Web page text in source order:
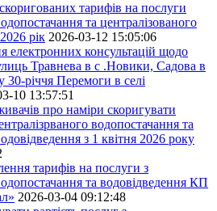
тарифів на послуги
та централізованого
рік 2026-03-12 15:05:06
електронних консультацій щодо
Травнева в с .Новики, Садова в
30-річчя Перемоги в селі
10 13:57:51
про наміри скоригувати
водопостачання та
з 1 квітня 2026 року
тарифів на послуги з
та водовідведення КП
2026-03-04 09:12:48